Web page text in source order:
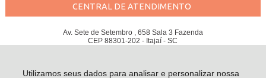
Utilizamos seus dados para analisar e personalizar nossa
CENTRAL DE ATENDIMENTO
Av. Sete de Setembro , 658 Sala 3 Fazenda
CEP 88301-202 - Itajaí - SC
Todos os direitos reservados
-Santos Bikes -